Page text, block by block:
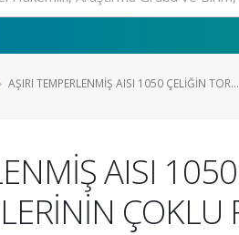
AŞIRI TEMPERLENMİŞ AISI 1050 ÇELİĞİN TOR...
AISI